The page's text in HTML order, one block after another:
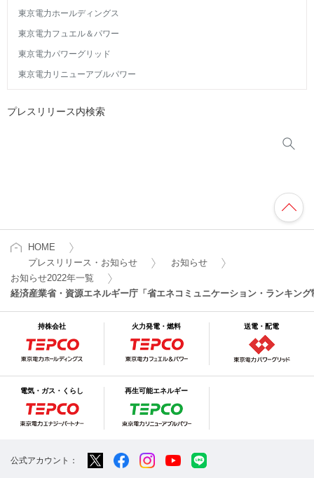
東京電力ホールディングス
東京電力フュエル＆パワー
東京電力パワーグリッド
東京電力リニューアブルパワー
プレスリリース内検索
HOME
プレスリリース・お知らせ
お知らせ
お知らせ2022年一覧
経済産業省・資源エネルギー庁「省エネコミュニケーション・ランキン
持株会社 火力発電・燃料 送電・配電
電気・ガス・くらし 再生可能エネルギー
公式アカウント：